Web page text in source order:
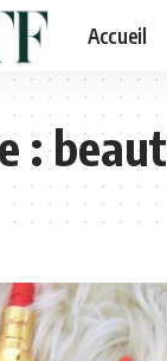
Accueil
: